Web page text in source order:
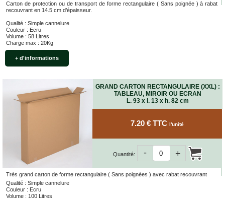
Carton de protection ou de transport de forme rectangulaire ( Sans poignée ) à rabat
recouvrant en 14.5 cm d’épaisseur.
Qualité : Simple cannelure
Couleur : Ecru
Volume : 58 Litres
Charge max : 20Kg
+ d'informations
GRAND CARTON RECTANGULAIRE (XXL) :
TABLEAU, MIROIR OU ECRAN
L. 93 x l. 13 x h. 82 cm
Très grand carton de forme rectangulaire ( Sans poignées ) avec rabat recouvrant
Qualité : Simple cannelure
Couleur : Ecru
Volume : 100 Litres
7.20 € TTC l'unité
Quantité: +
-